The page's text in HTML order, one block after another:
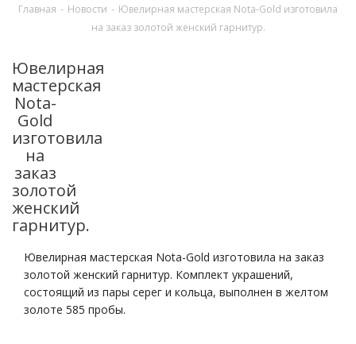
Главная - Новости - Ювелирная мастерская Nota-Gold изготовила
на заказ золотой женский гарнитур.
Ювелирная
мастерская
Nota-
Gold
изготовила
на
заказ
золотой
женский
гарнитур.
Ювелирная мастерская Nota-Gold изготовила на заказ
золотой женский гарнитур. Комплект украшений,
состоящий из пары серег и кольца, выполнен в желтом
золоте 585 пробы.